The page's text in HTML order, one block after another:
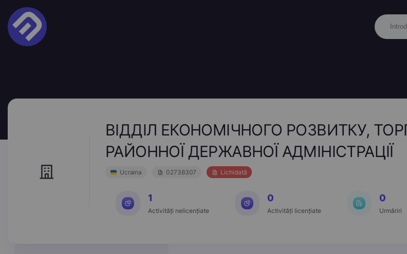
ВІДДІЛ ЕКОНОМІЧНОГО РОЗВИТКУ,
РАЙОННОЇ ДЕРЖАВНОЇ АДМІНІСТРАЦІЇ
Ucraina 02738307 Lichidată
1
Activități nelicențiate
0
Activități licențiate
0
Urmăriri